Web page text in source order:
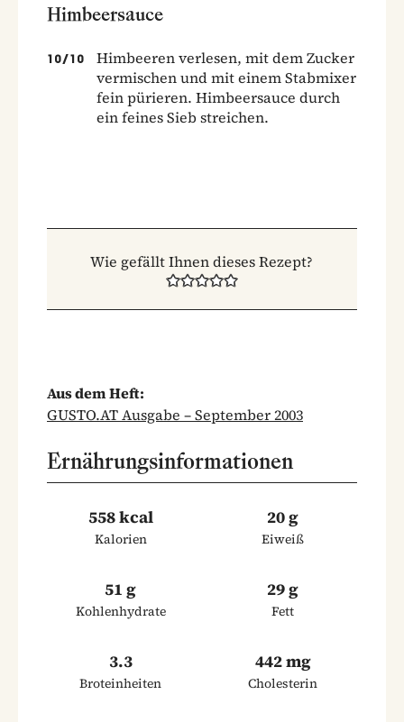
Himbeersauce
10/10
Himbeeren verlesen, mit dem Zucker
vermischen und mit einem Stabmixer
fein pürieren. Himbeersauce durch
ein feines Sieb streichen.
Wie gefällt Ihnen dieses Rezept?
Aus dem Heft:
GUSTO.AT Ausgabe – September 2003
Ernährungsinformationen
558 kcal
Kalorien
20 g
Eiweiß
51 g
Kohlenhydrate
29 g
Fett
3.3
Broteinheiten
442 mg
Cholesterin